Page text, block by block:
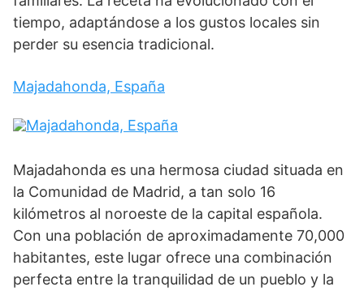
tiempo, adaptándose a los gustos locales sin
perder su esencia tradicional.
Majadahonda, España
Majadahonda es una hermosa ciudad situada en
la Comunidad de Madrid, a tan solo 16
kilómetros al noroeste de la capital española.
Con una población de aproximadamente 70,000
habitantes, este lugar ofrece una combinación
perfecta entre la tranquilidad de un pueblo y la